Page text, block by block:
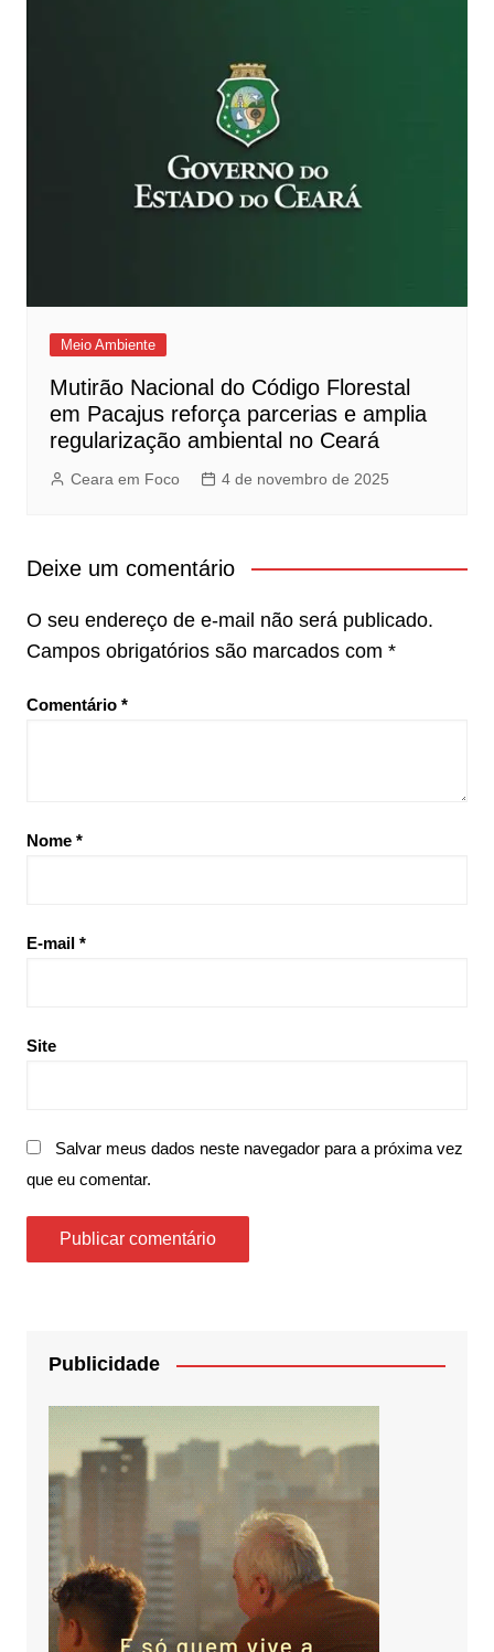
Meio Ambiente
Mutirão Nacional do Código Florestal
em Pacajus reforça parcerias e amplia
regularização ambiental no Ceará
Ceara em Foco 4 de novembro de 2025
Deixe um comentário
O seu endereço de e-mail não será publicado.
Campos obrigatórios são marcados com *
Comentário *
Nome *
E-mail *
Site
Salvar meus dados neste navegador para a próxima vez
que eu comentar.
Publicidade